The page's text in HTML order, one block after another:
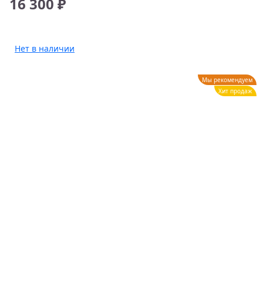
16 300 ₽
Нет в наличии
Мы рекомендуем
Хит продаж